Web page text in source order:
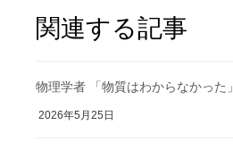
関連する記事
物理学者 「物質はわからなかった」
2026年5月25日